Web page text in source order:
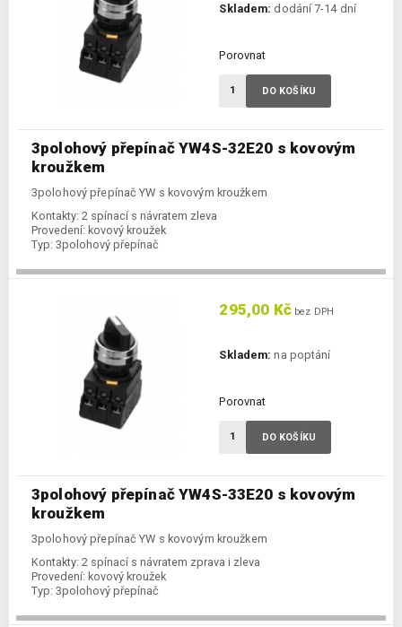
3polohový přepínač YW4S-32E20 s kovovým
kroužkem
3polohový přepínač YW s kovovým kroužkem
Kontakty: 2 spínací s návratem zleva
Provedení: kovový kroužek
Typ: 3polohový přepínač
Skladem: dodání 7-14 dní
Porovnat
DO KOŠÍKU
3polohový přepínač YW4S-33E20 s kovovým
kroužkem
3polohový přepínač YW s kovovým kroužkem
Kontakty: 2 spínací s návratem zprava i zleva
Provedení: kovový kroužek
Typ: 3polohový přepínač
295,00 Kč bez DPH
Skladem: na poptání
Porovnat
DO KOŠÍKU